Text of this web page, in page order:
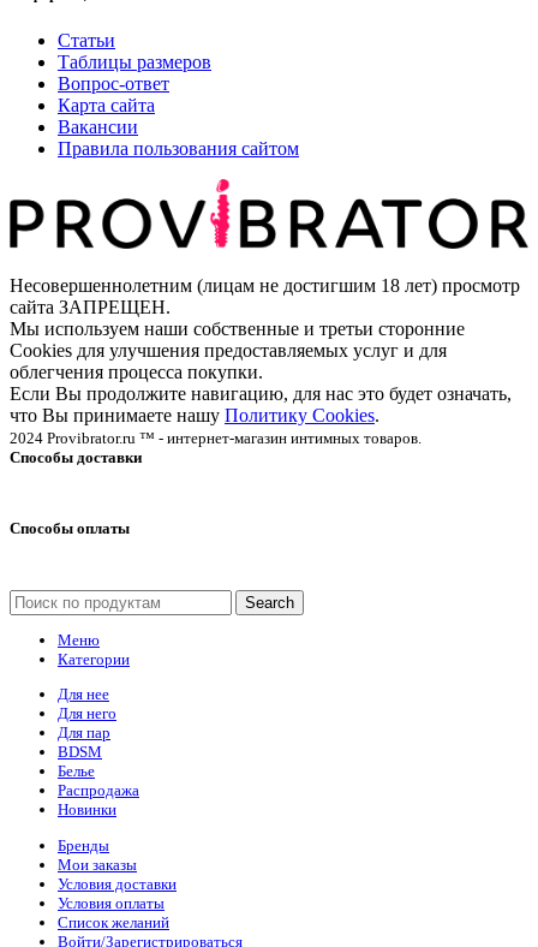
Статьи
Таблицы размеров
Вопрос-ответ
Карта сайта
Вакансии
Правила пользования сайтом
Несовершеннолетним (лицам не достигшим 18 лет) просмотр
сайта ЗАПРЕЩЕН.
Мы используем наши собственные и третьи сторонние
Cookies для улучшения предоставляемых услуг и для
облегчения процесса покупки.
Если Вы продолжите навигацию, для нас это будет означать,
что Вы принимаете нашу Политику Cookies.
2024 Provibrator.ru ™ - интернет-магазин интимных товаров.
Способы доставки
Способы оплаты
Search
Меню
Категории
Для нее
Для него
Для пар
BDSM
Белье
Распродажа
Новинки
Бренды
Мои заказы
Условия доставки
Условия оплаты
Список желаний
Войти/Зарегистрироваться